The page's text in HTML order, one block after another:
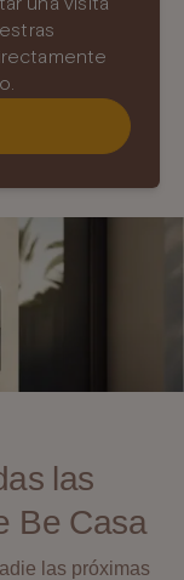
las
Be Casa
las próximas